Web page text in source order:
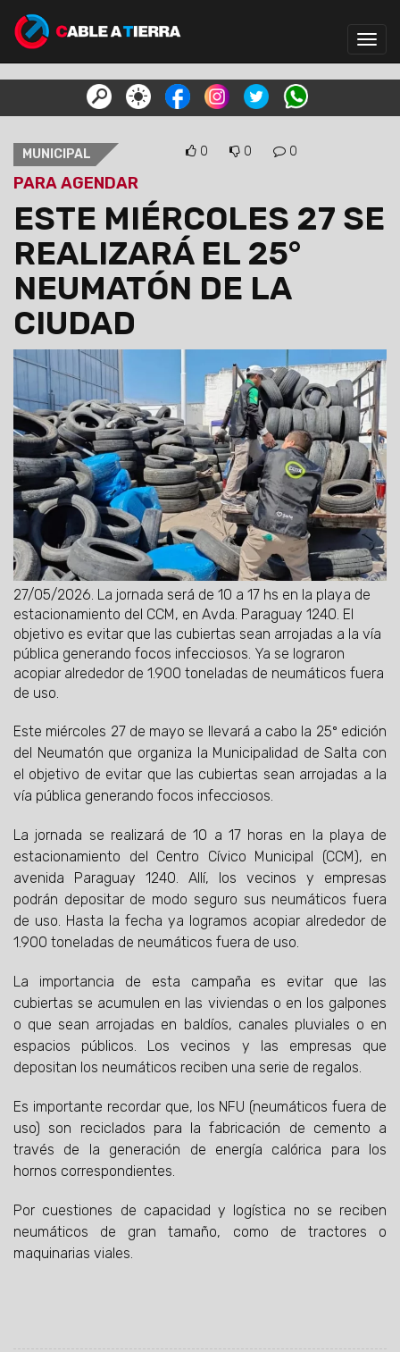
MUNICIPAL 0 0 0
PARA AGENDAR
ESTE MIÉRCOLES 27 SE
REALIZARÁ EL 25°
NEUMATÓN DE LA
CIUDAD
27/05/2026. La jornada será de 10 a 17 hs en la playa de
estacionamiento del CCM, en Avda. Paraguay 1240. El
objetivo es evitar que las cubiertas sean arrojadas a la vía
pública generando focos infecciosos. Ya se lograron
acopiar alrededor de 1.900 toneladas de neumáticos fuera
de uso.
Este miércoles 27 de mayo se llevará a cabo la 25º edición
del Neumatón que organiza la Municipalidad de Salta con
el objetivo de evitar que las cubiertas sean arrojadas a la
vía pública generando focos infecciosos.
La jornada se realizará de 10 a 17 horas en la playa de
estacionamiento del Centro Cívico Municipal (CCM), en
avenida Paraguay 1240. Allí, los vecinos y empresas
podrán depositar de modo seguro sus neumáticos fuera
de uso. Hasta la fecha ya logramos acopiar alrededor de
1.900 toneladas de neumáticos fuera de uso.
La importancia de esta campaña es evitar que las
cubiertas se acumulen en las viviendas o en los galpones
o que sean arrojadas en baldíos, canales pluviales o en
espacios públicos. Los vecinos y las empresas que
depositan los neumáticos reciben una serie de regalos.
Es importante recordar que, los NFU (neumáticos fuera de
uso) son reciclados para la fabricación de cemento a
través de la generación de energía calórica para los
hornos correspondientes.
Por cuestiones de capacidad y logística no se reciben
neumáticos de gran tamaño, como de tractores o
maquinarias viales.